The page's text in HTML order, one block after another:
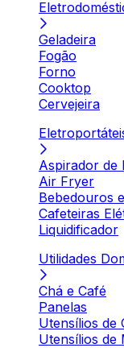
Geladeira
Fogão
Forno
Cooktop
Cervejeira
Aspirador de
Air Fryer
Bebedouros
Cafeteiras
Liquidificador
Utilidades
Chá e Café
Panelas
Utensílios de
Utensílios de